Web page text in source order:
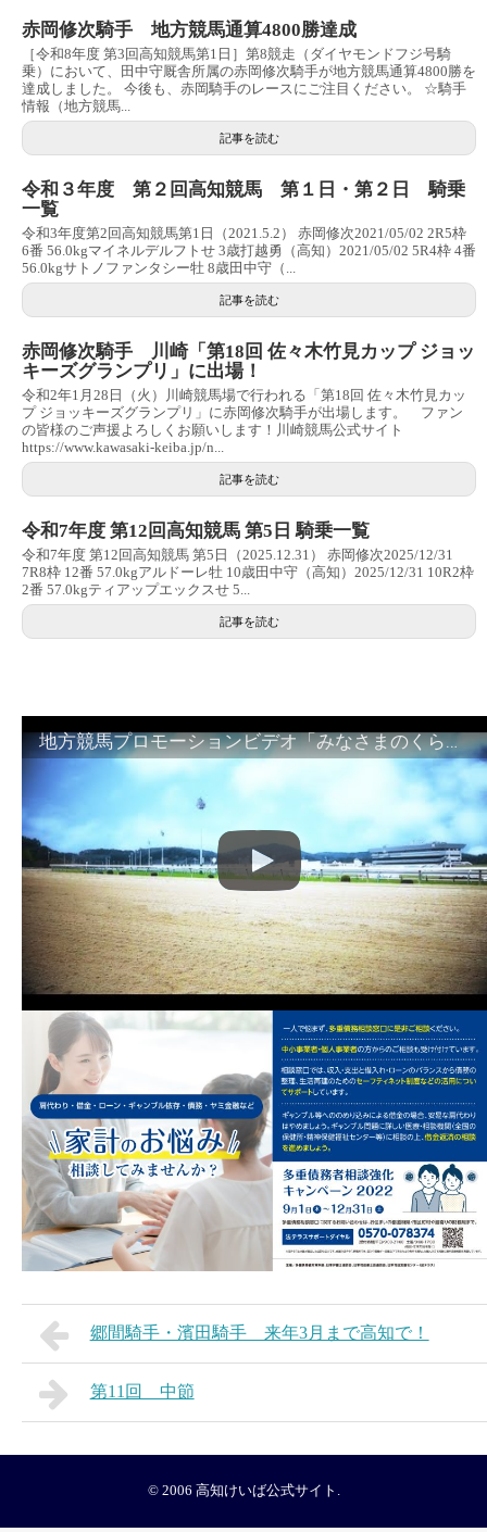
赤岡修次騎手 地方競馬通算4800勝達成
［令和8年度 第3回高知競馬第1日］第8競走（ダイヤモンドフジ号騎
乗）において、田中守厩舎所属の赤岡修次騎手が地方競馬通算4800勝を
達成しました。 今後も、赤岡騎手のレースにご注目ください。 ☆騎手
情報（地方競馬...
記事を読む
令和３年度 第２回高知競馬 第１日・第２日 騎乗
一覧
令和3年度第2回高知競馬第1日（2021.5.2） 赤岡修次2021/05/02 2R5枠
6番 56.0kgマイネルデルフトせ 3歳打越勇（高知）2021/05/02 5R4枠 4番
56.0kgサトノファンタシー牡 8歳田中守（...
記事を読む
赤岡修次騎手 川崎「第18回 佐々木竹見カップ ジョッ
キーズグランプリ」に出場！
令和2年1月28日（火）川崎競馬場で行われる「第18回 佐々木竹見カッ
プ ジョッキーズグランプリ」に赤岡修次騎手が出場します。 ファン
の皆様のご声援よろしくお願いします！川崎競馬公式サイト
https://www.kawasaki-keiba.jp/n...
記事を読む
令和7年度 第12回高知競馬 第5日 騎乗一覧
令和7年度 第12回高知競馬 第5日（2025.12.31） 赤岡修次2025/12/31
7R8枠 12番 57.0kgアルドーレ牡 10歳田中守（高知）2025/12/31 10R2枠
2番 57.0kgティアップエックスせ 5...
記事を読む
地方競馬プロモーションビデオ「みなさまのくらしのために」30秒篇｜NAR公式
郷間騎手・濱田騎手 来年3月まで高知で！
第11回 中節
© 2006 高知けいば公式サイト .